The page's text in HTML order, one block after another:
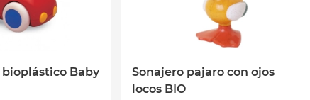
Baby
Sonajero pajaro con ojos
locos BIO